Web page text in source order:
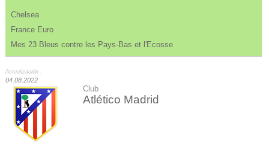
Chelsea
France Euro
Mes 23 Bleus contre les Pays-Bas et l'Ecosse
Actualización :
04.08.2022
Club
Atlético Madrid